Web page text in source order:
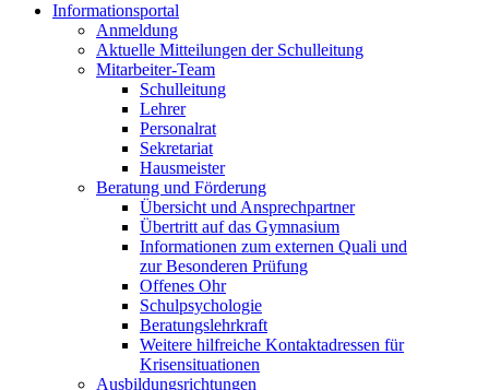
Informationsportal
Anmeldung
Aktuelle Mitteilungen der Schulleitung
Mitarbeiter-Team
Schulleitung
Lehrer
Personalrat
Sekretariat
Hausmeister
Beratung und Förderung
Übersicht und Ansprechpartner
Übertritt auf das Gymnasium
Informationen zum externen Quali und
zur Besonderen Prüfung
Offenes Ohr
Schulpsychologie
Beratungslehrkraft
Weitere hilfreiche Kontaktadressen für
Krisensituationen
Ausbildungsrichtungen